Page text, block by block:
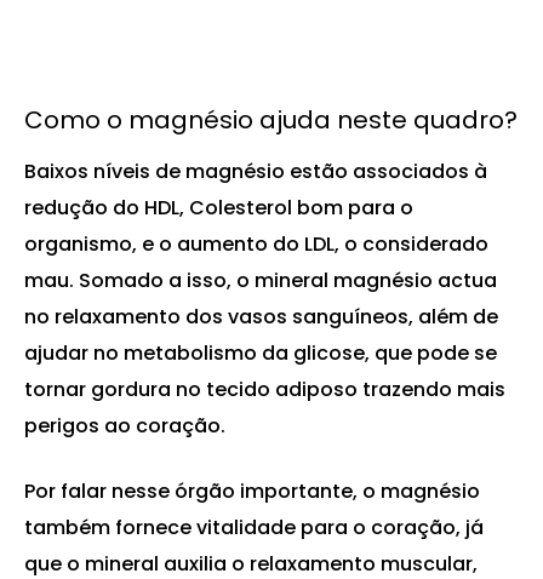
Como o magnésio ajuda neste quadro?
Baixos níveis de magnésio estão associados à
redução do HDL, Colesterol bom para o
organismo, e o aumento do LDL, o considerado
mau. Somado a isso, o mineral magnésio actua
no relaxamento dos vasos sanguíneos, além de
ajudar no metabolismo da glicose, que pode se
tornar gordura no tecido adiposo trazendo mais
perigos ao coração.
Por falar nesse órgão importante, o magnésio
também fornece vitalidade para o coração, já
que o mineral auxilia o relaxamento muscular,